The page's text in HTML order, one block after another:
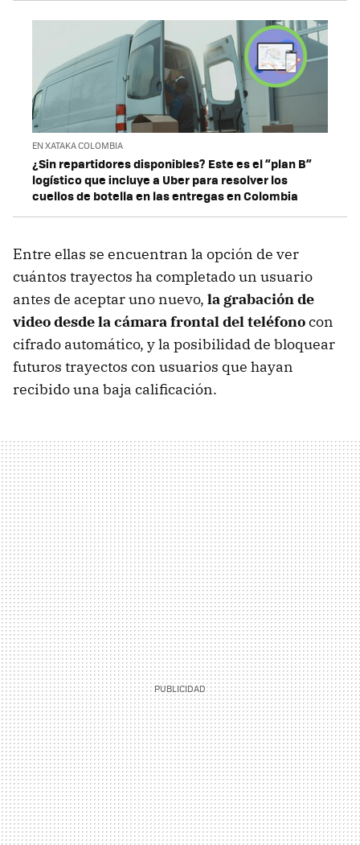
EN XATAKA COLOMBIA
¿Sin repartidores disponibles? Este es el “plan B”
logístico que incluye a Uber para resolver los
cuellos de botella en las entregas en Colombia
Entre ellas se encuentran la opción de ver
cuántos trayectos ha completado un usuario
antes de aceptar uno nuevo, la grabación de
video desde la cámara frontal del teléfonocon
cifrado automático, y la posibilidad de bloquear
futuros trayectos con usuarios que hayan
recibido una baja calificación.